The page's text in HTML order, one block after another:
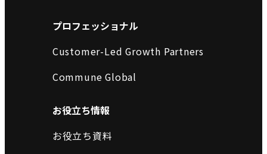
プロフェッショナル
Customer-Led Growth Partners
Commune Global
お役立ち情報
お役立ち資料